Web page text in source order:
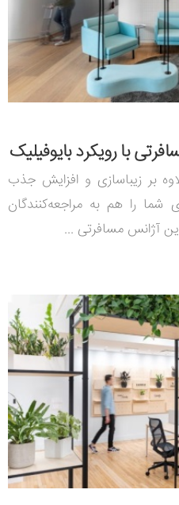
با رویکرد بایوفیلیک
بر زیباسازی و افزایش جذب
شما را هم به مراجعه‌کنندگان
آژانس مسافرتی ...